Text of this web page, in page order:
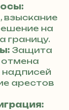
взыскание
на
границу.
Защита
отмена
надписей
арестов